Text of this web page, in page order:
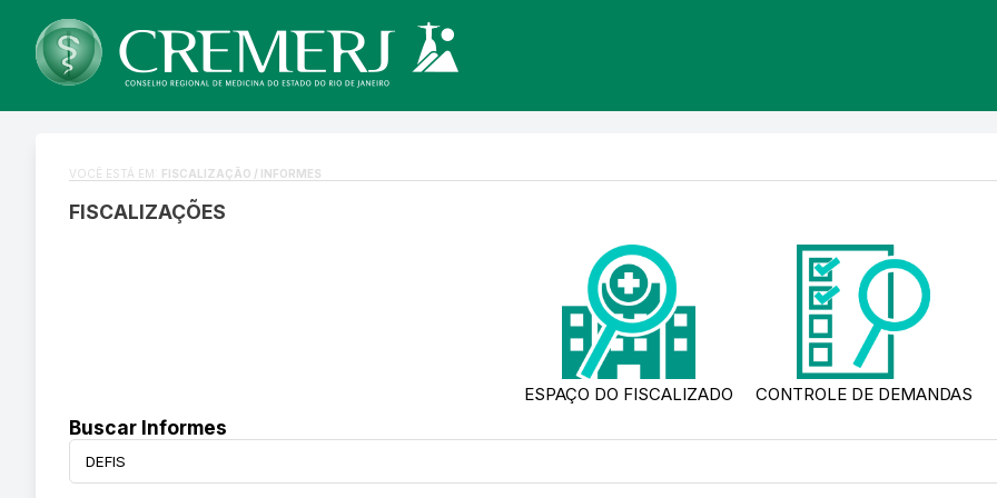
VOCÊ ESTÁ EM: FISCALIZAÇÃO / INFORMES
FISCALIZAÇÕES
ESPAÇO DO FISCALIZADO CONTROLE DE DEMANDAS
Buscar Informes